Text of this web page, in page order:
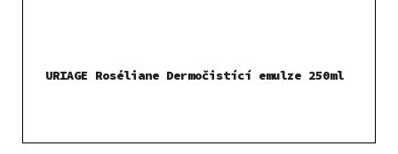
URIAGE Roséliane Dermočistící emulze 250ml